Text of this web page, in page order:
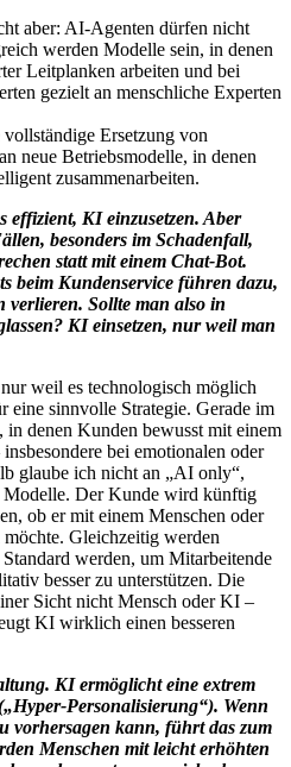
aber: AI-Agenten dürfen nicht
werden Modelle sein, in denen
Leitplanken arbeiten und bei
gezielt an menschliche Experten
Ersetzung von
neue Betriebsmodelle, in denen
zusammenarbeiten.
effizient, KI einzusetzen. Aber
besonders im Schadenfall,
statt mit einem Chat-Bot.
beim Kundenservice führen dazu,
verlieren. Sollte man also in
KI einsetzen, nur weil man
weil es technologisch möglich
eine sinnvolle Strategie. Gerade im
in denen Kunden bewusst mit einem
bei emotionalen oder
glaube ich nicht an „AI only“,
Modelle. Der Kunde wird künftig
ob er mit einem Menschen oder
Gleichzeitig werden
werden, um Mitarbeitende
besser zu unterstützen. Die
Sicht nicht Mensch oder KI –
KI wirklich einen besseren
KI ermöglicht eine extrem
Personalisierung“). Wenn
vorhersagen kann, führt das zum
Menschen mit leicht erhöhten